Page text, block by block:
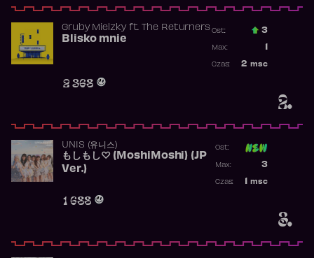
2.
Gruby Mielzkyft. The Returners
Blisko mnie
2 368
Ost.: 3
Max:
2 msc
Czas:
3.
UNIS (유니스)
もしもし♡ (MoshiMoshi) (JP
Ver.)
1 688
Ost:
3
Max:
msc
Czas: